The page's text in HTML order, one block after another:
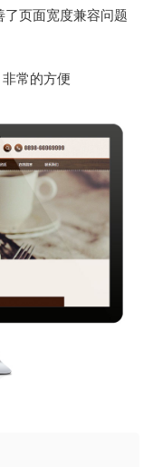
页面宽度兼容问题
常的方便